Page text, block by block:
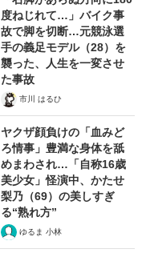
度ねじれて…」バイク事
故で脚を切断…元競泳選
手の義足モデル（28）を
襲った、人生を一変させ
た事故
市川 はるひ
ヤクザ顔負けの「血みど
ろ情事」豊満な身体を舐
めまわされ…「自称16歳
美少女」怪演中、かたせ
梨乃（69）の美しすぎ
る“熟れ方”
ゆるま 小林